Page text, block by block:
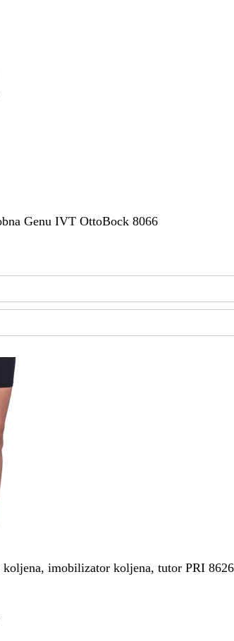
Genu IVT OttoBock 8066
imobilizator koljena, tutor PRI 8626